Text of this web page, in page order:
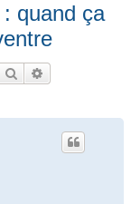
: quand ça
Rechercher